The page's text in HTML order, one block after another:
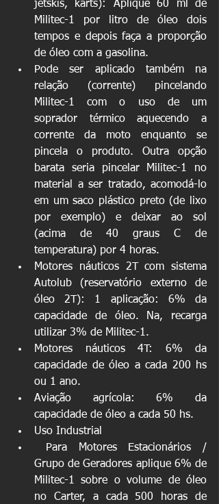
jetskis, karts): Aplique 60 ml de
Militec-1 por litro de óleo dois
tempos e depois faça a proporção
de óleo com a gasolina.
Pode ser aplicado também na
relação (corrente) pincelando
Militec-1 com o uso de um
soprador térmico aquecendo a
corrente da moto enquanto se
pincela o produto. Outra opção
barata seria pincelar Militec-1 no
material a ser tratado, acomodá-lo
em um saco plástico preto (de lixo
por exemplo) e deixar ao sol
(acima de 40 graus C de
temperatura) por 4 horas.
Motores náuticos 2T com sistema
Autolub (reservatório externo de
óleo 2T): 1 aplicação: 6% da
capacidade de óleo. Na, recarga
utilizar 3% de Militec-1.
Motores náuticos 4T: 6% da
capacidade de óleo a cada 200 hs
ou 1 ano.
Aviação agrícola: 6% da
capacidade de óleo a cada 50 hs.
Uso Industrial
Grupo de Geradores aplique 6% de
Militec-1 sobre o volume de óleo
no Carter, a cada 500 horas de